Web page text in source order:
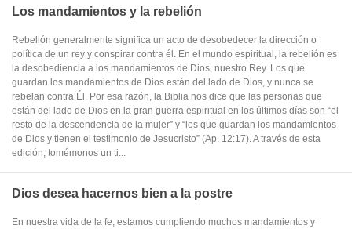
Los mandamientos y la rebelión
Rebelión generalmente significa un acto de desobedecer la dirección o
política de un rey y conspirar contra él. En el mundo espiritual, la rebelión es
la desobediencia a los mandamientos de Dios, nuestro Rey. Los que
guardan los mandamientos de Dios están del lado de Dios, y nunca se
rebelan contra Él. Por esa razón, la Biblia nos dice que las personas que
están del lado de Dios en la gran guerra espiritual en los últimos días son “el
resto de la descendencia de la mujer” y “los que guardan los mandamientos
de Dios y tienen el testimonio de Jesucristo” (Ap. 12:17). A través de esta
edición, tomémonos un ti...
Dios desea hacernos bien a la postre
En nuestra vida de la fe, estamos cumpliendo muchos mandamientos y